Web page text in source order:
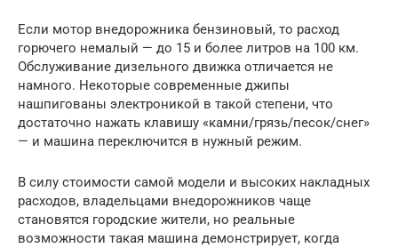
Если мотор внедорожника бензиновый, то расход
горючего немалый — до 15 и более литров на 100 км.
Обслуживание дизельного движка отличается не
намного. Некоторые современные джипы
нашпигованы электроникой в такой степени, что
достаточно нажать клавишу «камни/грязь/песок/снег»
— и машина переключится в нужный режим.
В силу стоимости самой модели и высоких накладных
расходов, владельцами внедорожников чаще
становятся городские жители, но реальные
возможности такая машина демонстрирует, когда